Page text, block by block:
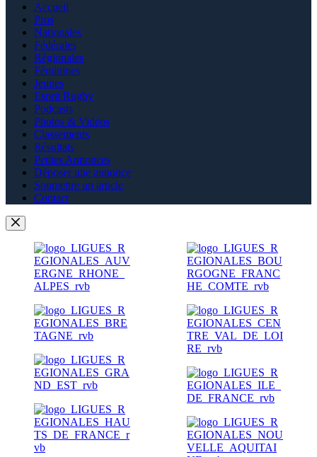
Accueil
Pros
Nationales
Fédérales
Régionales
Féminines
Jeunes
Esprit Rugby
Podcasts
Photos & Vidéos
Classements
Résultats
Petites Annonces
Déposer une annonce
Soumettre un article
Contact